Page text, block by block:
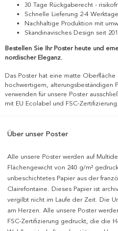
30 Tage Rückgaberecht -
Schnelle Lieferung 2-4 Werktage
Nachhaltige Produktion mit
Skandinavisches Design seit
Bestellen Sie Ihr Poster heute und
nordischer Eleganz.
Das Poster hat eine matte Oberfläche
hochwertigem, alterungsbeständigen
verwenden für unsere Poster
mit EU Ecolabel und FSC-Zertifizierung.
Über unser Poster
Alle unsere Poster werden auf
Flächengewicht von 240 g/m²
unbeschichtetes Papier aus der
Clairefontaine. Dieses Papier ist
vergilbt nicht im Laufe der Zeit. Die
am Herzen. Alle unsere Poster
FSC-Zertifizierung gedruckt, die die